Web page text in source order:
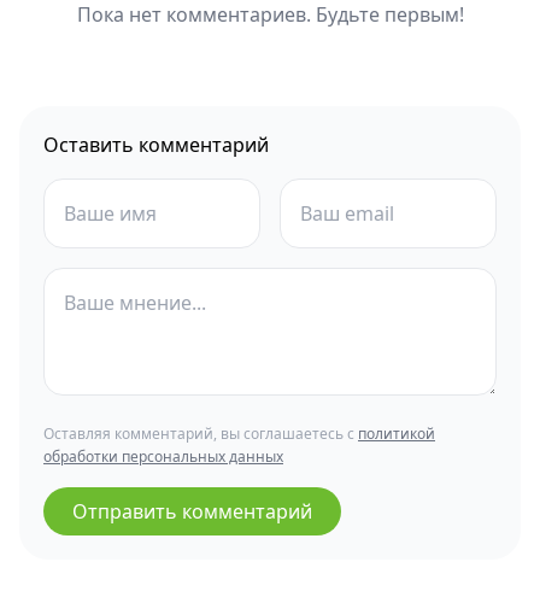
Пока нет комментариев. Будьте первым!
Оставить комментарий
Оставляя комментарий, вы соглашаетесь с политикой
обработки персональных данных
Отправить комментарий